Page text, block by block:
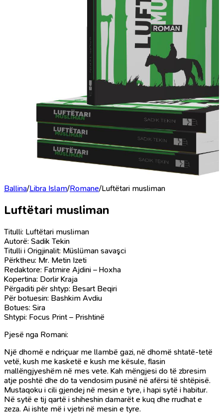
Ballina/Libra Islam/Romane/Luftëtari musliman
Luftëtari musliman
Titulli: Luftëtari musliman
Autorë: Sadik Tekin
Titulli i Origjinalit: Müslüman savaşci
Përktheu: Mr. Metin Izeti
Redaktore: Fatmire Ajdini – Hoxha
Kopertina: Dorlir Kraja
Përgaditi për shtyp: Besart Beqiri
Për botuesin: Bashkim Avdiu
Botues: Sira
Shtypi: Focus Print – Prishtinë
Pjesë nga Romani:
Një dhomë e ndriçuar me llambë gazi, në dhomë shtatë-tetë
vetë, kush me kasketë e kush me kësule, flasin
mallëngjyeshëm në mes vete. Kah mëngjesi do të zbresim
atje poshtë dhe do ta vendosim pusinë në afërsi të shtëpisë.
Mustaqoku i cili gjendej në mesin e tyre, i hapi sytë i habitur.
Në sytë e tij qartë i shiheshin damarët e kuq dhe rrudhat e
zeza. Ai ishte më i vjetri në mesin e tyre.